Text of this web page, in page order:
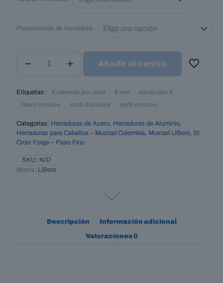
$ 217.080
Presentación de Herradura
Mustad
–
tracción
versatilidad
deportiva
cantidad
Añadir al carrito
Etiquetas: 5 claveras por rama 8 mm clavos tipo E
libero concave multi disciplina perfil cóncavo
Categorías: Herraduras de Acero, Herraduras de Aluminio,
Herraduras para Caballos – Mustad Colombia, Mustad LiBero, St.
Croix Forge – Paso Fino
SKU: N/D
Marca: LiBero
Descripción Información adicional
Valoraciones0